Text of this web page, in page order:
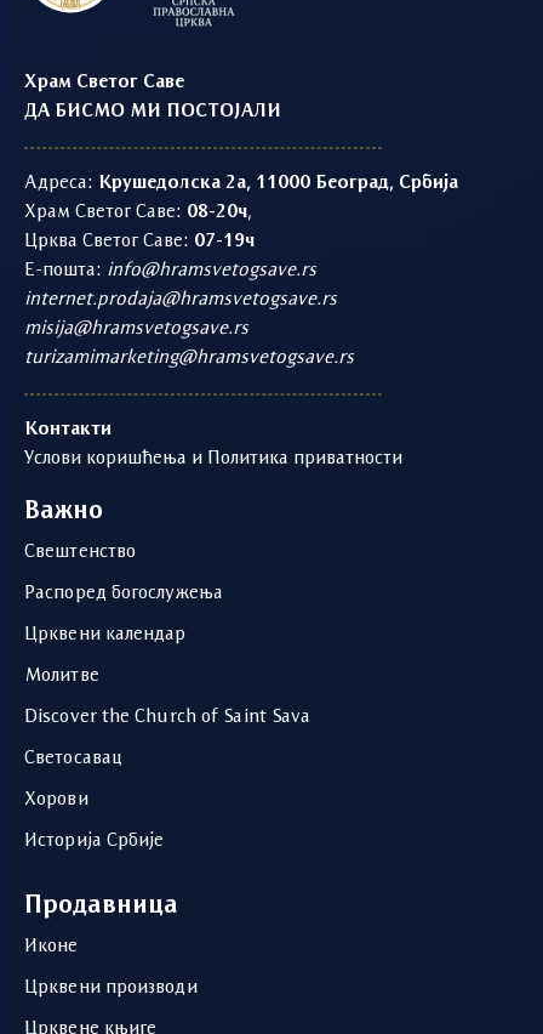
Храм Светог Саве
ДА БИСМО МИ ПОСТОЈАЛИ
Адреса: Крушедолска 2а, 11000 Београд, Србија
Храм Светог Саве: 08-20ч,
Црква Светог Саве: 07-19ч
Е-пошта: info@hramsvetogsave.rs
internet.prodaja@hramsvetogsave.rs
misija@hramsvetogsave.rs
turizamimarketing@hramsvetogsave.rs
Контакти
Услови коришћења и Политика приватности
Важно
Свештенство
Распоред богослужења
Црквени календар
Молитве
Discover the Church of Saint Sava
Светосавац
Хорови
Историја Србије
Продавница
Иконе
Црквени производи
Црквене књиге